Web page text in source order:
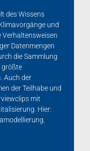
des Wissens
und
Verhaltensweisen
Datenmengen
die Sammlung
größte
Auch der
der Teilhabe und
mit
Hier: